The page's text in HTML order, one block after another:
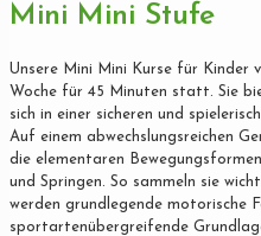
Mini Mini Stufe
Unsere Mini Mini Kurse für Kinder
Woche für 45 Minuten statt. Sie
sich in einer sicheren und
Auf einem abwechslungsreichen
die elementaren
und Springen. So sammeln sie
werden grundlegende motorische
sportartenübergreifende